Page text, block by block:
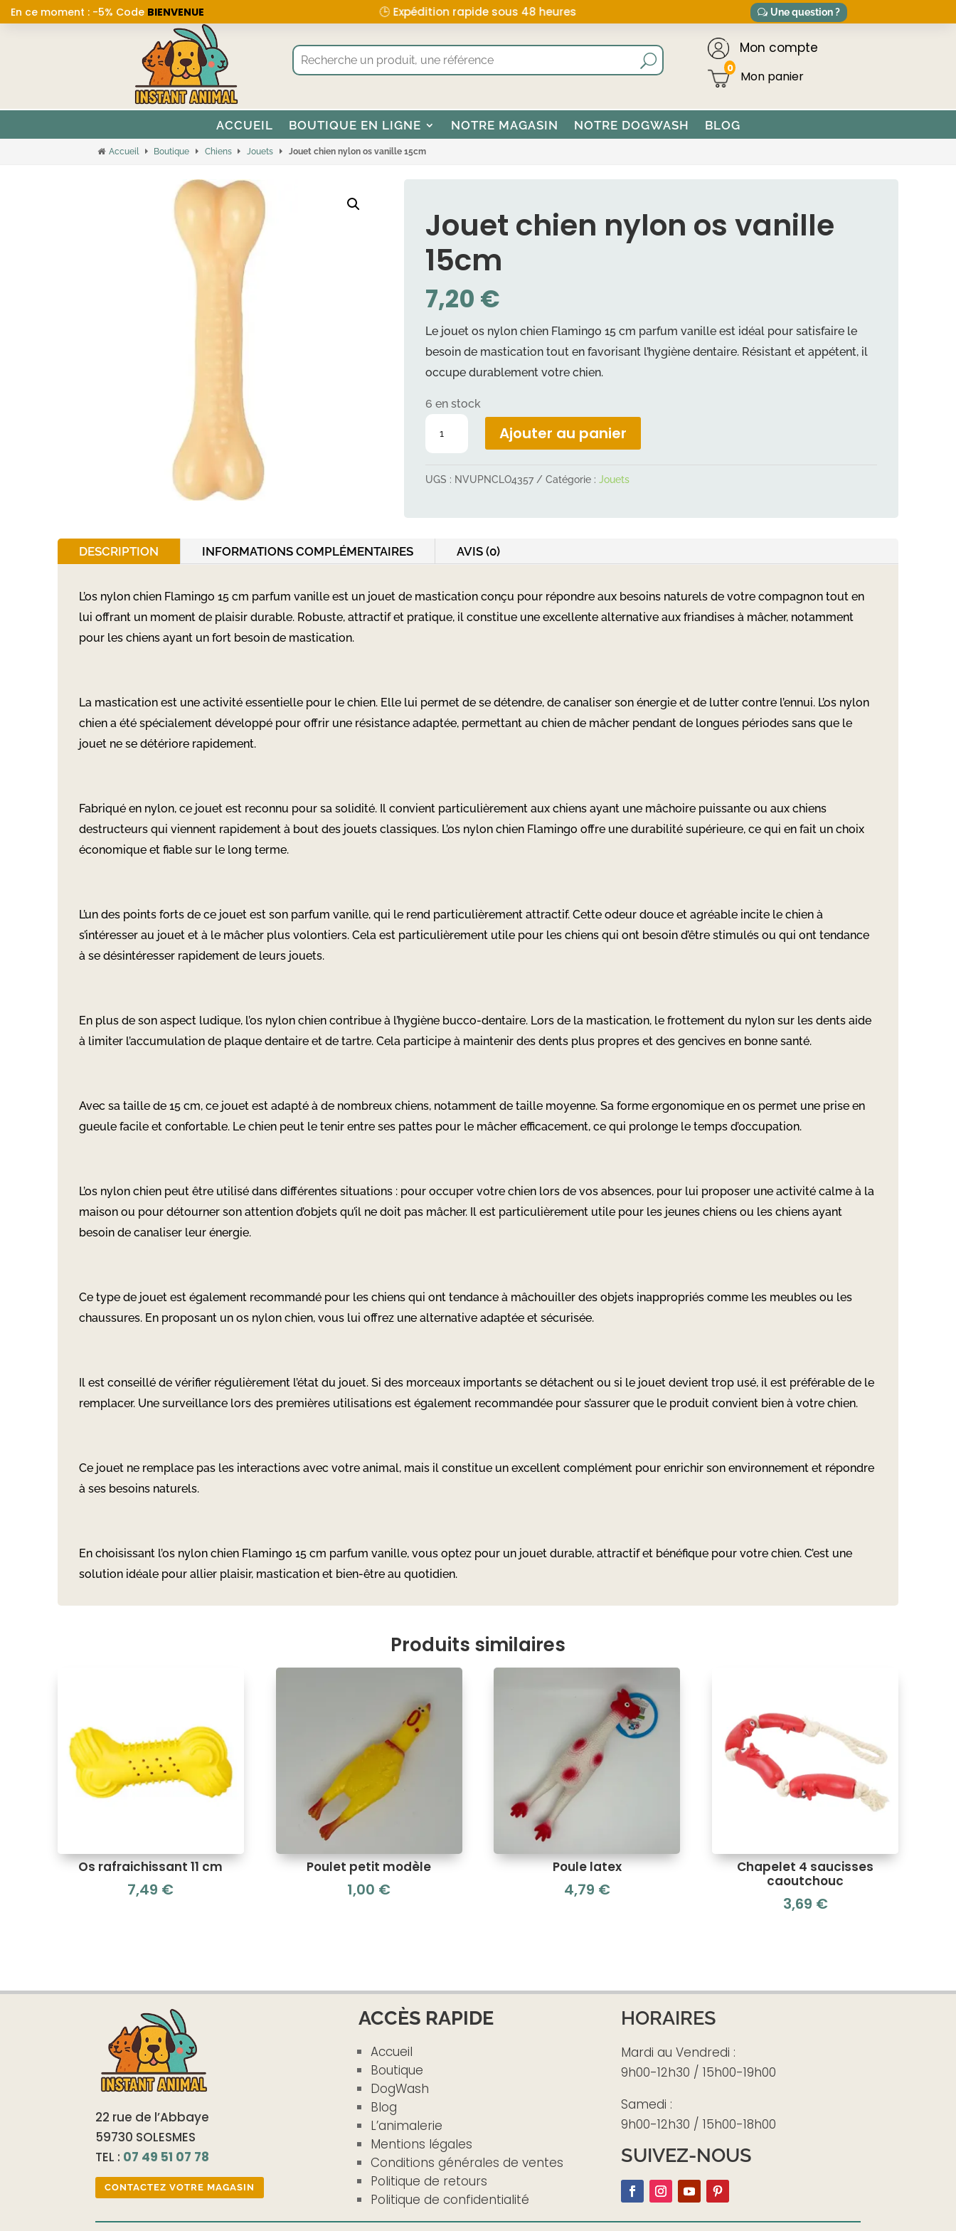
En ce moment : -5% Code BIENVENUE 🕒 Expédition rapide sous 48 heures Une question ?
Mon compte
0
ACCUEIL BOUTIQUE EN LIGNE NOTRE MAGASIN NOTRE DOGWASH BLOG
Accueil Boutique Chiens Jouets Jouet chien nylon os vanille 15cm
Jouet chien nylon os vanille
15cm
7,20 €
Le jouet os nylon chien Flamingo 15 cm parfum vanille est idéal pour satisfaire le
besoin de mastication tout en favorisant l’hygiène dentaire. Résistant et appétent, il
occupe durablement votre chien.
6 en stock
quantité
chien
os
vanille
15cm
Ajouter au panier
UGS : NVUPNCLO4357 Catégorie : Jouets
DESCRIPTION INFORMATIONS COMPLÉMENTAIRES AVIS (0)
L’os nylon chien Flamingo 15 cm parfum vanille est un jouet de mastication conçu pour répondre aux besoins naturels de votre compagnon tout en
lui offrant un moment de plaisir durable. Robuste, attractif et pratique, il constitue une excellente alternative aux friandises à mâcher, notamment
pour les chiens ayant un fort besoin de mastication.
La mastication est une activité essentielle pour le chien. Elle lui permet de se détendre, de canaliser son énergie et de lutter contre l’ennui. L’os nylon
chien a été spécialement développé pour offrir une résistance adaptée, permettant au chien de mâcher pendant de longues périodes sans que le
jouet ne se détériore rapidement.
Fabriqué en nylon, ce jouet est reconnu pour sa solidité. Il convient particulièrement aux chiens ayant une mâchoire puissante ou aux chiens
destructeurs qui viennent rapidement à bout des jouets classiques. L’os nylon chien Flamingo offre une durabilité supérieure, ce qui en fait un choix
économique et fiable sur le long terme.
L’un des points forts de ce jouet est son parfum vanille, qui le rend particulièrement attractif. Cette odeur douce et agréable incite le chien à
s’intéresser au jouet et à le mâcher plus volontiers. Cela est particulièrement utile pour les chiens qui ont besoin d’être stimulés ou qui ont tendance
à se désintéresser rapidement de leurs jouets.
En plus de son aspect ludique, l’os nylon chien contribue à l’hygiène bucco-dentaire. Lors de la mastication, le frottement du nylon sur les dents aide
à limiter l’accumulation de plaque dentaire et de tartre. Cela participe à maintenir des dents plus propres et des gencives en bonne santé.
Avec sa taille de 15 cm, ce jouet est adapté à de nombreux chiens, notamment de taille moyenne. Sa forme ergonomique en os permet une prise en
gueule facile et confortable. Le chien peut le tenir entre ses pattes pour le mâcher efficacement, ce qui prolonge le temps d’occupation.
L’os nylon chien peut être utilisé dans différentes situations : pour occuper votre chien lors de vos absences, pour lui proposer une activité calme à la
maison ou pour détourner son attention d’objets qu’il ne doit pas mâcher. Il est particulièrement utile pour les jeunes chiens ou les chiens ayant
besoin de canaliser leur énergie.
Ce type de jouet est également recommandé pour les chiens qui ont tendance à mâchouiller des objets inappropriés comme les meubles ou les
chaussures. En proposant un os nylon chien, vous lui offrez une alternative adaptée et sécurisée.
Il est conseillé de vérifier régulièrement l’état du jouet. Si des morceaux importants se détachent ou si le jouet devient trop usé, il est préférable de le
remplacer. Une surveillance lors des premières utilisations est également recommandée pour s’assurer que le produit convient bien à votre chien.
Ce jouet ne remplace pas les interactions avec votre animal, mais il constitue un excellent complément pour enrichir son environnement et répondre
à ses besoins naturels.
En choisissant l’os nylon chien Flamingo 15 cm parfum vanille, vous optez pour un jouet durable, attractif et bénéfique pour votre chien. C’est une
solution idéale pour allier plaisir, mastication et bien-être au quotidien.
Produits similaires
Os rafraichissant 11 cm
7,49 €
Poulet petit modèle
1,00 €
Poule latex
4,79 €
Chapelet 4 saucisses
caoutchouc
3,69 €
22 rue de l’Abbaye
59730 SOLESMES
TEL : 07 49 51 07 78
CONTACTEZ VOTRE MAGASIN
ACCÈS RAPIDE
Accueil
Boutique
DogWash
Blog
L’animalerie
Mentions légales
Conditions générales de ventes
Politique de retours
Politique de confidentialité
HORAIRES
Mardi au Vendredi :
9h00-12h30 / 15h00-19h00
Samedi :
9h00-12h30 / 15h00-18h00
SUIVEZ-NOUS